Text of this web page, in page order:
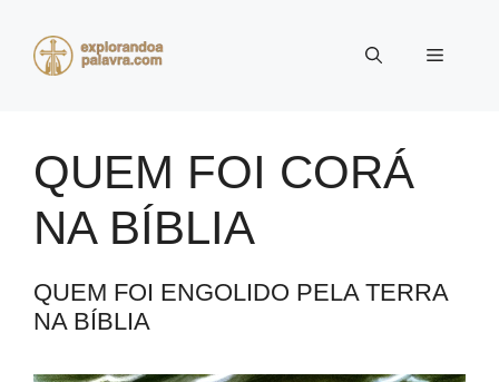
Menu
QUEM FOI CORÁ
NA BÍBLIA
QUEM FOI ENGOLIDO PELA TERRA
NA BÍBLIA